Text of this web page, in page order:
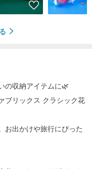
の収納アイテムに🌿
ブリックス クラシック花
お出かけや旅行にぴった